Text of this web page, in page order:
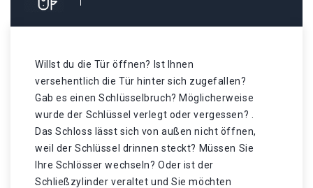
Willst du die Tür öffnen? Ist Ihnen
versehentlich die Tür hinter sich zugefallen?
Gab es einen Schlüsselbruch? Möglicherweise
wurde der Schlüssel verlegt oder vergessen? .
Das Schloss lässt sich von außen nicht öffnen,
weil der Schlüssel drinnen steckt? Müssen Sie
Ihre Schlösser wechseln? Oder ist der
Schließzylinder veraltet und Sie möchten